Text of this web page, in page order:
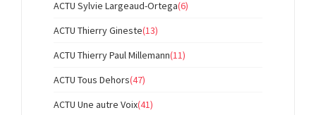
ACTU Sylvie Largeaud-Ortega(6)
ACTU Thierry Gineste(13)
ACTU Thierry Paul Millemann(11)
ACTU Tous Dehors(47)
ACTU Une autre Voix(41)